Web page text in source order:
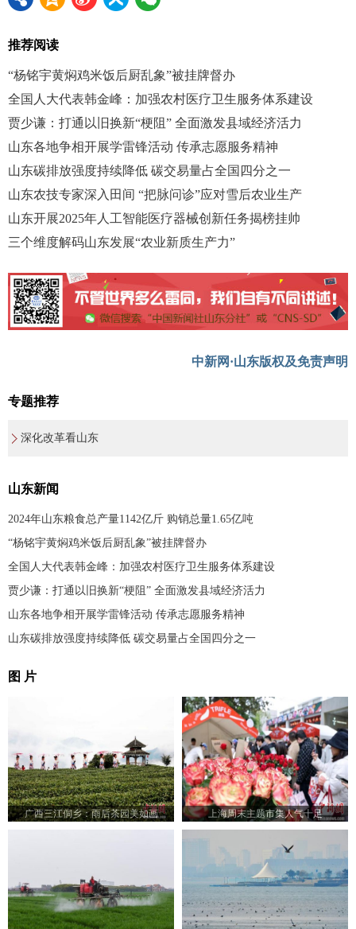
推荐阅读
“杨铭宇黄焖鸡米饭后厨乱象”被挂牌督办
全国人大代表韩金峰：加强农村医疗卫生服务体系建设
贾少谦：打通以旧换新“梗阻” 全面激发县域经济活力
山东各地争相开展学雷锋活动 传承志愿服务精神
山东碳排放强度持续降低 碳交易量占全国四分之一
山东农技专家深入田间 “把脉问诊”应对雪后农业生产
山东开展2025年人工智能医疗器械创新任务揭榜挂帅
三个维度解码山东发展“农业新质生产力”
中新网·山东版权及免责声明
专题推荐
深化改革看山东
山东新闻
2024年山东粮食总产量1142亿斤 购销总量1.65亿吨
“杨铭宇黄焖鸡米饭后厨乱象”被挂牌督办
全国人大代表韩金峰：加强农村医疗卫生服务体系建设
贾少谦：打通以旧换新“梗阻” 全面激发县域经济活力
山东各地争相开展学雷锋活动 传承志愿服务精神
山东碳排放强度持续降低 碳交易量占全国四分之一
图 片
广西三江侗乡：雨后茶园美如画 上海周末主题市集人气十足